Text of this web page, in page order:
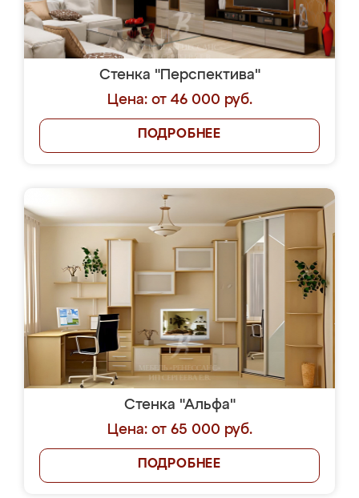
Стенка "Перспектива"
Цена: от 46 000 руб.
ПОДРОБНЕЕ
Стенка "Альфа"
Цена: от 65 000 руб.
ПОДРОБНЕЕ